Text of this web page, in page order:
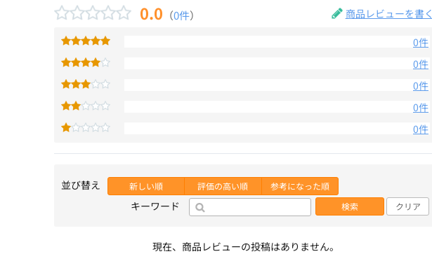
0.0 （0件） 商品レビューを書く
0件
0件
0件
0件
0件
並び替え 新しい順 評価の高い順 参考になった順
キーワード 検索 クリア
現在、商品レビューの投稿はありません。